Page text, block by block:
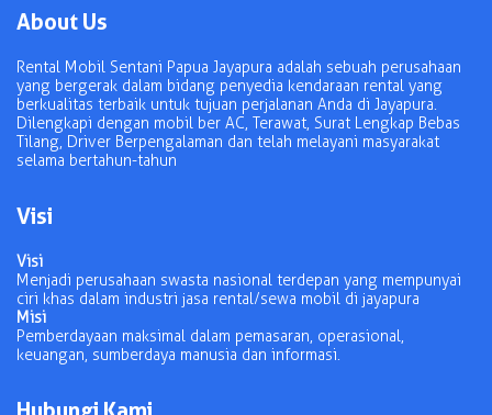
About Us
Rental Mobil Sentani Papua Jayapura adalah sebuah perusahaan
yang bergerak dalam bidang penyedia kendaraan rental yang
berkualitas terbaik untuk tujuan perjalanan Anda di Jayapura.
Dilengkapi dengan mobil ber AC, Terawat, Surat Lengkap Bebas
Tilang, Driver Berpengalaman dan telah melayani masyarakat
selama bertahun-tahun
Visi
Visi
Menjadi perusahaan swasta nasional terdepan yang mempunyai
ciri khas dalam industri jasa rental/sewa mobil di jayapura
Misi
Pemberdayaan maksimal dalam pemasaran, operasional,
keuangan, sumberdaya manusia dan informasi.